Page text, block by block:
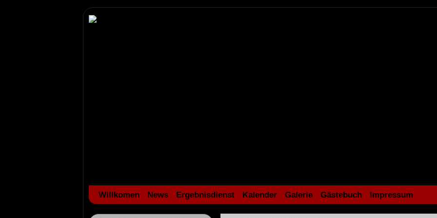
Willkomen News Ergebnisdienst Kalender Galerie Gästebuch Impressum